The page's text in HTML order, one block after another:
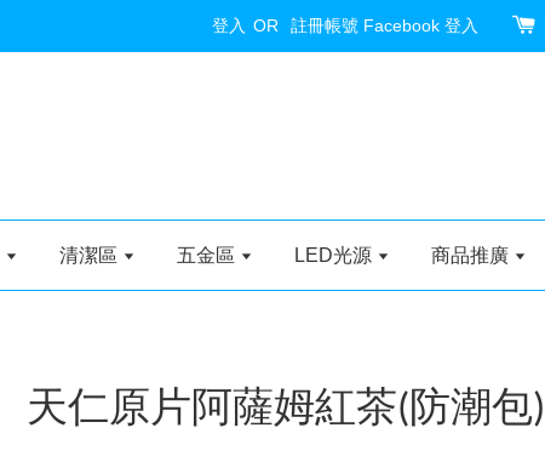
登入 OR 註冊帳號 Facebook 登入
清潔區 五金區 LED光源 商品推廣
天仁原片阿薩姆紅茶(防潮包)